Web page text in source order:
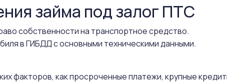
займа под залог ПТС
собственности на транспортное средство.
в ГИБДД с основными техническими данными.
факторов, как просроченные платежи, крупные